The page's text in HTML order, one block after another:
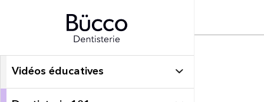
Vidéos éducatives